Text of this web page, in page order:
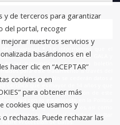
datos es FUNDACIÓN ANTONIO GALA y
las suscripciones a nuestro boletín
para este tratamiento a través del
en este acto. No se cederán datos a
certifica que es mayor de 14 años y que
necesaria para la prestación de este
rectificar y suprimir los datos, así como
la información adicional. Puede consultar
sobre Protección de Datos.
y de terceros para garantizar
del portal, recoger
nuestros servicios y
basándonos en el
hacer clic en “ACEPTAR”
cookies o en
para obtener más
cookies que usamos y
rechazas. Puede rechazar las